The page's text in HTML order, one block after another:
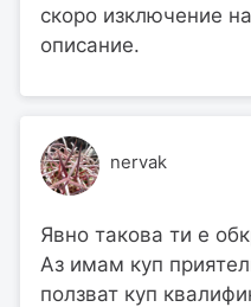
скоро изключение
описание.
nervak
Явно такова ти е
Аз имам куп
ползват куп